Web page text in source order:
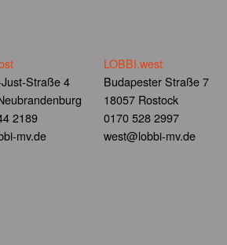
Straße 4
2189
mv.de
LOBBI.west
Budapester Straße 7
18057 Rostock
0170 528 2997
west@lobbi-mv.de